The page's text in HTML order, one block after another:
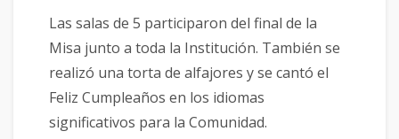
Las salas de 5 participaron del final de la
Misa junto a toda la Institución. También se
realizó una torta de alfajores y se cantó el
Feliz Cumpleaños en los idiomas
significativos para la Comunidad.